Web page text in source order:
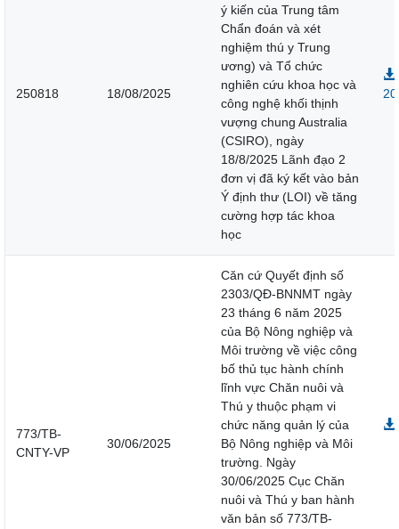
250818 18/08/2025
ý kiến của Trung tâm
Chẩn đoán và xét
nghiệm thú y Trung
ương) và Tổ chức
nghiên cứu khoa học và
công nghệ khối thịnh
vượng chung Australia
(CSIRO), ngày
18/8/2025 Lãnh đạo 2
đơn vị đã ký kết vào bản
Ý định thư (LOI) về tăng
cường hợp tác khoa
học
773/TB-
CNTY-VP
30/06/2025
Căn cứ Quyết định số
2303/QĐ-BNNMT ngày
23 tháng 6 năm 2025
của Bộ Nông nghiệp và
Môi trường về việc công
bố thủ tục hành chính
lĩnh vực Chăn nuôi và
Thú y thuộc phạm vi
chức năng quản lý của
Bộ Nông nghiệp và Môi
trường. Ngày
30/06/2025 Cục Chăn
nuôi và Thú y ban hành
văn bản số 773/TB-